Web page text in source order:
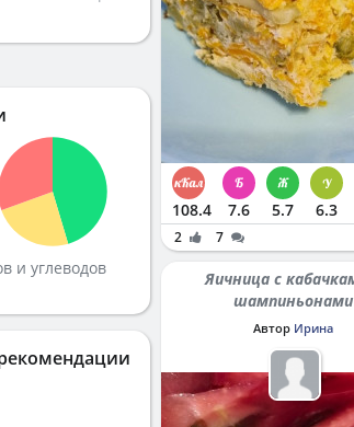
и углеводов
108.4 7.6 5.7 6.3
2 7
Яичница с кабачками и
шампиньонами
Автор Ирина